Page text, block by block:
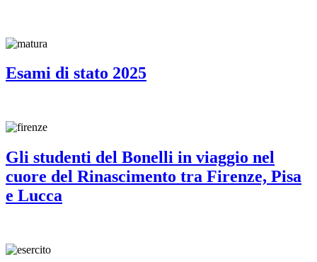
Esami di stato 2025
Gli studenti del Bonelli in viaggio nel
cuore del Rinascimento tra Firenze, Pisa
e Lucca